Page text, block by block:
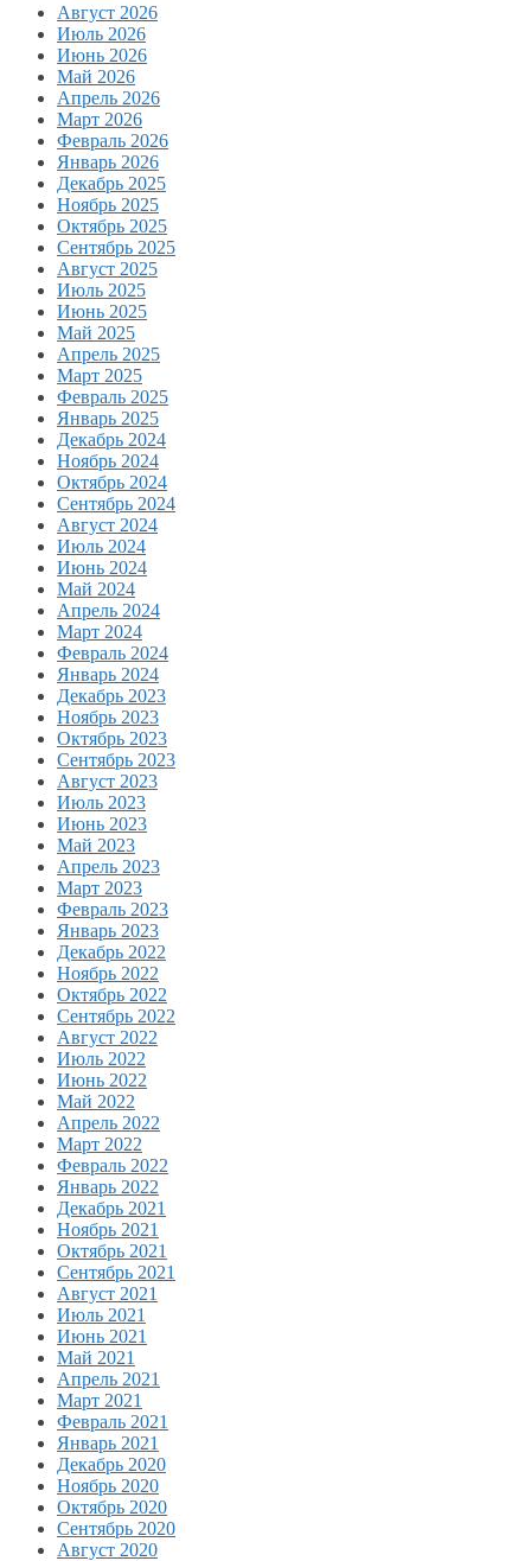
Август 2026
Июль 2026
Июнь 2026
Май 2026
Апрель 2026
Март 2026
Февраль 2026
Январь 2026
Декабрь 2025
Ноябрь 2025
Октябрь 2025
Сентябрь 2025
Август 2025
Июль 2025
Июнь 2025
Май 2025
Апрель 2025
Март 2025
Февраль 2025
Январь 2025
Декабрь 2024
Ноябрь 2024
Октябрь 2024
Сентябрь 2024
Август 2024
Июль 2024
Июнь 2024
Май 2024
Апрель 2024
Март 2024
Февраль 2024
Январь 2024
Декабрь 2023
Ноябрь 2023
Октябрь 2023
Сентябрь 2023
Август 2023
Июль 2023
Июнь 2023
Май 2023
Апрель 2023
Март 2023
Февраль 2023
Январь 2023
Декабрь 2022
Ноябрь 2022
Октябрь 2022
Сентябрь 2022
Август 2022
Июль 2022
Июнь 2022
Май 2022
Апрель 2022
Март 2022
Февраль 2022
Январь 2022
Декабрь 2021
Ноябрь 2021
Октябрь 2021
Сентябрь 2021
Август 2021
Июль 2021
Июнь 2021
Май 2021
Апрель 2021
Март 2021
Февраль 2021
Январь 2021
Декабрь 2020
Ноябрь 2020
Октябрь 2020
Сентябрь 2020
Август 2020